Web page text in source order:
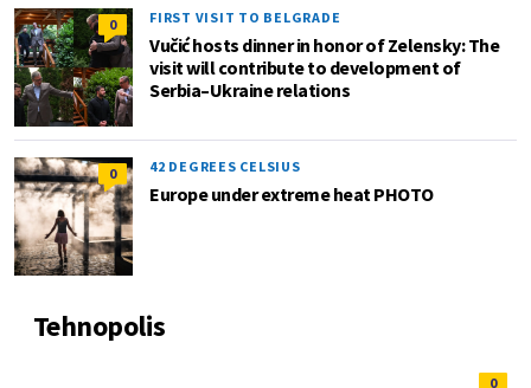
0 FIRST VISIT TO BELGRADE
Vučić hosts dinner in honor of Zelensky: The
visit will contribute to development of
Serbia–Ukraine relations
0 42 DEGREES CELSIUS
Europe under extreme heat PHOTO
Tehnopolis
0